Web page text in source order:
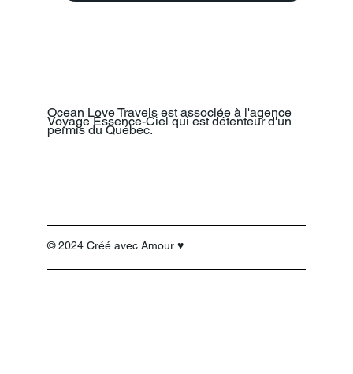
© 2024 Créé avec Amour ♥
Ocean Love Travels est associée à l'agence
Voyage Essence-Ciel qui est détenteur d'un
permis du Québec.